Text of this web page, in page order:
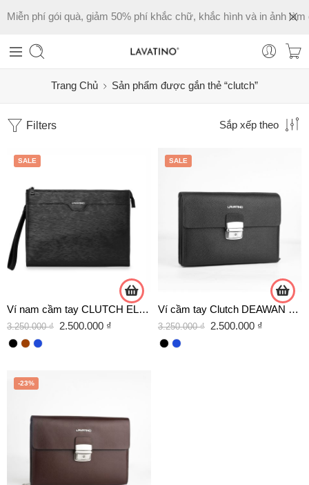
Miễn phí gói quà, giảm 50% phí khắc chữ, khắc hình và in ảnh làm
Trang Chủ Sản phẩm được gắn thẻ “clutch”
Filters Sắp xếp theo
SALE
Ví nam cầm tay CLUTCH ELIAS da bò chính hãng Lavatino [CLB22]
3.250.000₫ 2.500.000 ₫
SALE
Ví cầm tay Clutch DEAWAN da Crossgrain chính hãng Lavatino – [CLB28]
3.250.000₫ 2.500.000 ₫
-23%